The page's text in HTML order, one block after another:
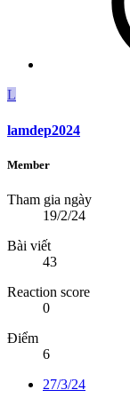
L
lamdep2024
Member
Tham gia ngày
19/2/24
Bài viết
43
Reaction score
0
Điểm
6
27/3/24